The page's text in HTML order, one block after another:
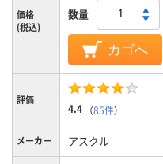
価格
(税込)
数量
カゴへ
評価
4.4 （85件）
メーカー アスクル